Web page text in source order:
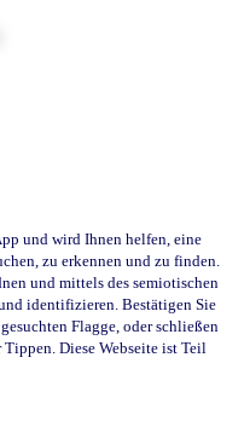
und wird Ihnen helfen, eine
zu erkennen und zu finden.
und mittels des semiotischen
identifizieren. Bestätigen Sie
Flagge, oder schließen
Diese Webseite ist Teil